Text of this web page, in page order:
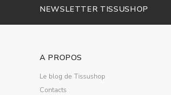
NEWSLETTER TISSUSHOP
A PROPOS
Le blog de Tissushop
Contacts